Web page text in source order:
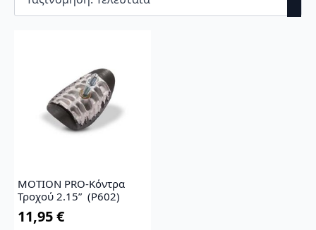
MOTION PRO-Κόντρα
Τροχού 2.15” (P602)
11,95€